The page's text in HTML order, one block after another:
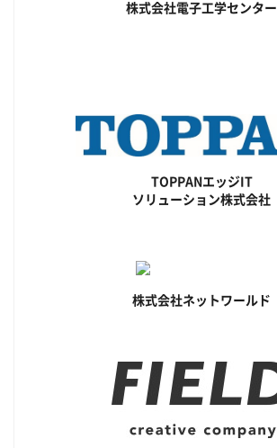
株式会社電子工学センター
TOPPANエッジIT
ソリューション株式会社
株式会社ネットワールド